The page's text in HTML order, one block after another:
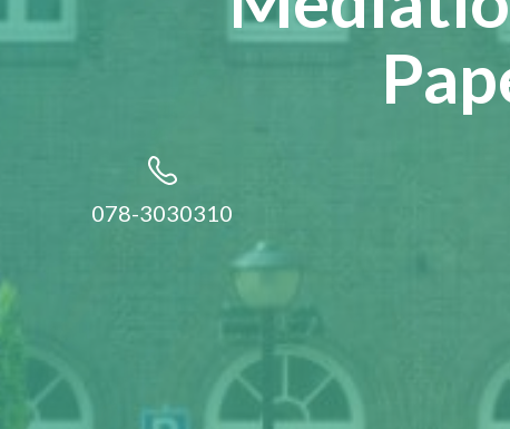
078-3030310